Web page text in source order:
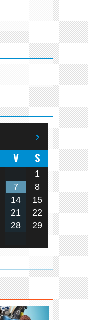
V S
1
7
8
14
15
21
22
28
29